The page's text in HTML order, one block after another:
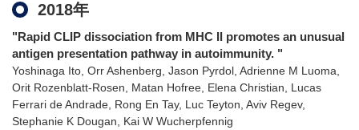
2018年
"Rapid CLIP dissociation from MHC II promotes an unusual
antigen presentation pathway in autoimmunity. "
Yoshinaga Ito, Orr Ashenberg, Jason Pyrdol, Adrienne M Luoma,
Orit Rozenblatt-Rosen, Matan Hofree, Elena Christian, Lucas
Ferrari de Andrade, Rong En Tay, Luc Teyton, Aviv Regev,
Stephanie K Dougan, Kai W Wucherpfennig